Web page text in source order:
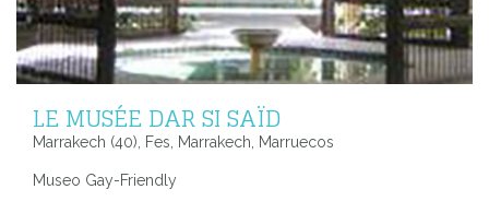
LE MUSÉE DAR SI SAÏD
Marrakech (40), Fes, Marrakech, Marruecos
Museo Gay-Friendly